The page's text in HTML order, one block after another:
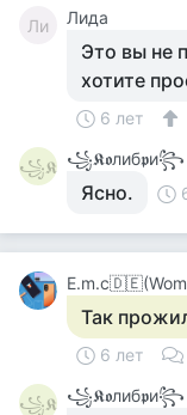
Ли Лида
Это вы не
хотите
6 лет
꧁𝕶 ꧁𝕶𝖔либ𝖕и꧂
Ясно.
Так
6 лет
꧁𝕶 ꧁𝕶𝖔либ𝖕и꧂